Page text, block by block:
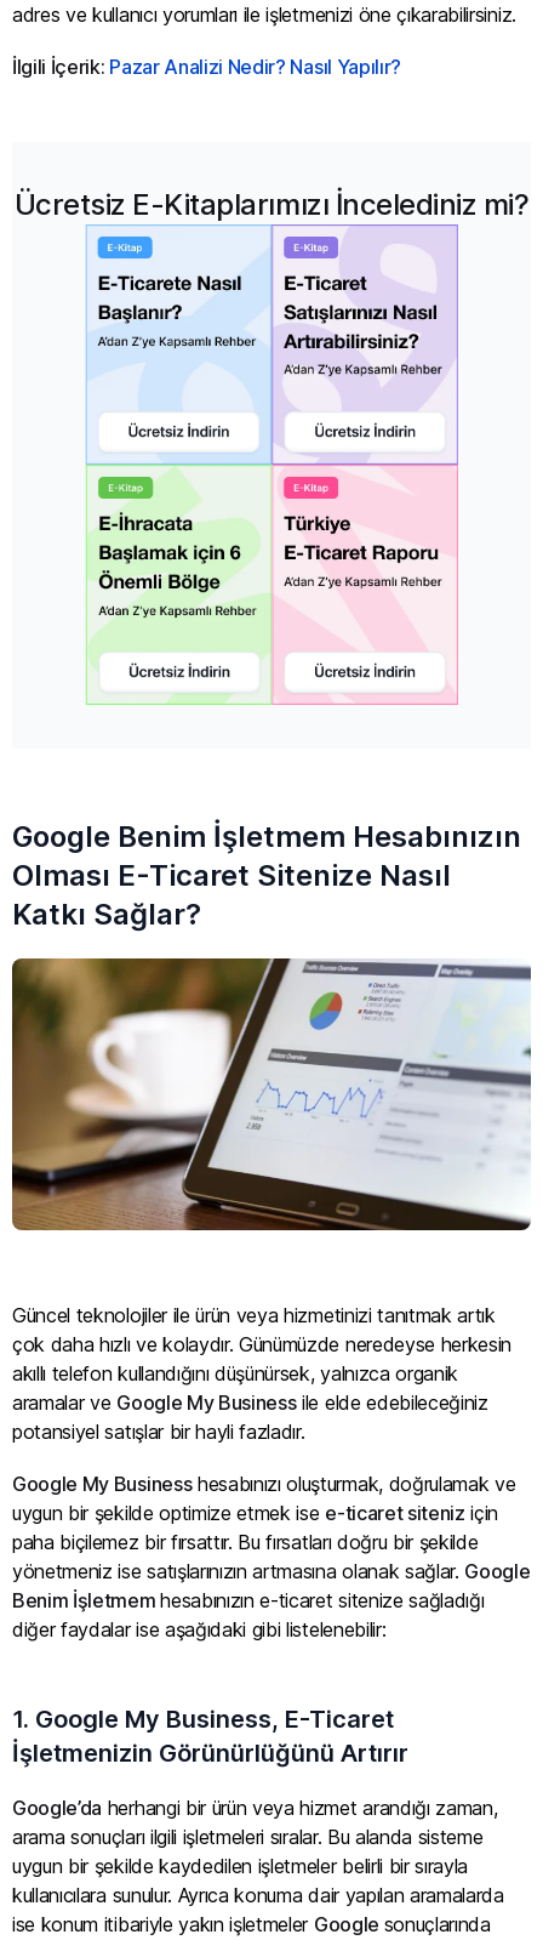
adres ve kullanıcı yorumları ile işletmenizi öne çıkarabilirsiniz.
İlgili İçerik: Pazar Analizi Nedir? Nasıl Yapılır?
Ücretsiz E-Kitaplarımızı İncelediniz mi?
Google Benim İşletmem Hesabınızın
Olması E-Ticaret Sitenize Nasıl
Katkı Sağlar?
Güncel teknolojiler ile ürün veya hizmetinizi tanıtmak artık
çok daha hızlı ve kolaydır. Günümüzde neredeyse herkesin
akıllı telefon kullandığını düşünürsek, yalnızca organik
aramalar ve Google My Businessile elde edebileceğiniz
potansiyel satışlar bir hayli fazladır.
Google My Businesshesabınızı oluşturmak, doğrulamak ve
uygun bir şekilde optimize etmek ise e-ticaret siteniz için
paha biçilemez bir fırsattır. Bu fırsatları doğru bir şekilde
yönetmeniz ise satışlarınızın artmasına olanak sağlar. Google
Benim İşletmemhesabınızın e-ticaret sitenize sağladığı
diğer faydalar ise aşağıdaki gibi listelenebilir:
1. Google My Business, E-Ticaret
İşletmenizin Görünürlüğünü Artırır
Google’da herhangi bir ürün veya hizmet arandığı zaman,
arama sonuçları ilgili işletmeleri sıralar. Bu alanda sisteme
uygun bir şekilde kaydedilen işletmeler belirli bir sırayla
kullanıcılara sunulur. Ayrıca konuma dair yapılan aramalarda
ise konum itibariyle yakın işletmeler Google sonuçlarında